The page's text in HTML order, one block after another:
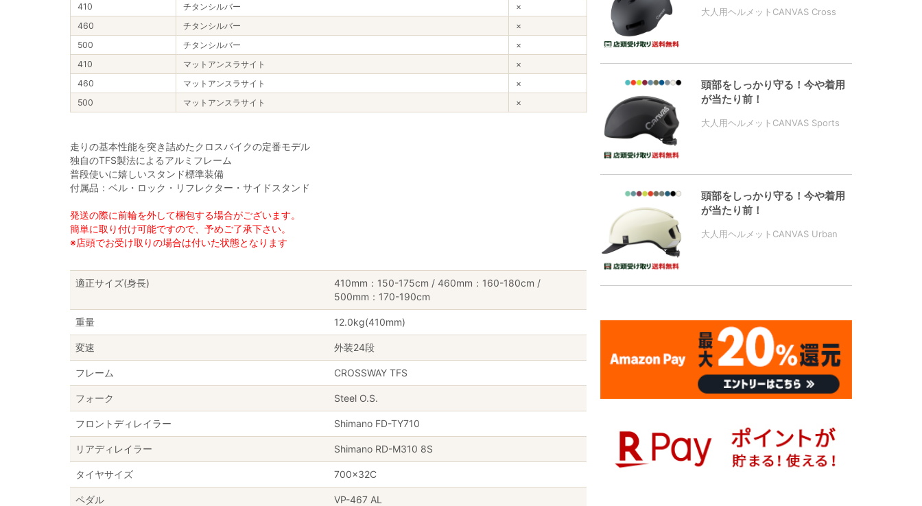
410
チタンシルバー
×
460
チタンシルバー
×
500
チタンシルバー
×
410
マットアンスラサイト
×
460
マットアンスラサイト
×
500
マットアンスラサイト ×
走りの基本性能を突き詰めたクロスバイクの定番モデル
独自のTFS製法によるアルミフレーム
普段使いに嬉しいスタンド標準装備
付属品：ベル・ロック・リフレクター・サイドスタンド
発送の際に前輪を外して梱包する場合がございます。
簡単に取り付け可能ですので、予めご了承下さい。
※店頭でお受け取りの場合は付いた状態となります
適正サイズ(身長)
410mm：150-175cm / 460mm：160-180cm /
500mm：170-190cm
重量 12.0kg(410mm)
変速 外装24段
フレーム CROSSWAY TFS
フォーク Steel O.S.
フロントディレイラー Shimano FD-TY710
リアディレイラー Shimano RD-M310 8S
タイヤサイズ 700×32C
ペダル VP-467 AL
大人用ヘルメットCANVAS Cross
頭部をしっかり守る！今や着用
が当たり前！
大人用ヘルメットCANVAS Sports
頭部をしっかり守る！今や着用
が当たり前！
大人用ヘルメットCANVAS Urban